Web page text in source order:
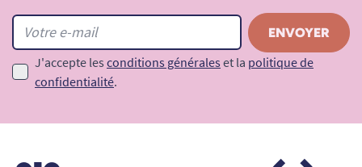
J'accepte les conditions générales et la politique de
confidentialité.